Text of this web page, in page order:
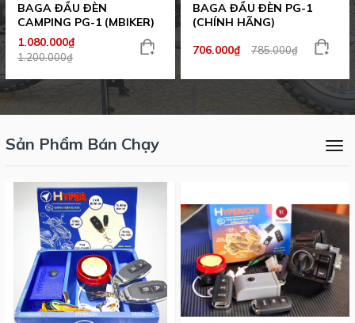
BAGA ĐẦU ĐÈN
CAMPING PG-1 (MBIKER)
1.080.000₫
1.200.000₫
BAGA ĐẦU ĐÈN PG-1
(CHÍNH HÃNG)
706.000₫
785.000₫
Sản Phẩm Bán Chạy